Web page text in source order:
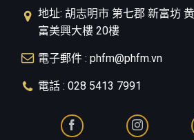
地址: 胡志明市 第七郡 新富坊
富美興大樓 20樓
電子郵件 : phfm@phfm.vn
電話 : 028 5413 7991